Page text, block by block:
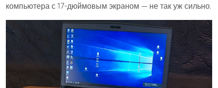
компьютера с 17-дюймовым экраном — не так уж сильно.